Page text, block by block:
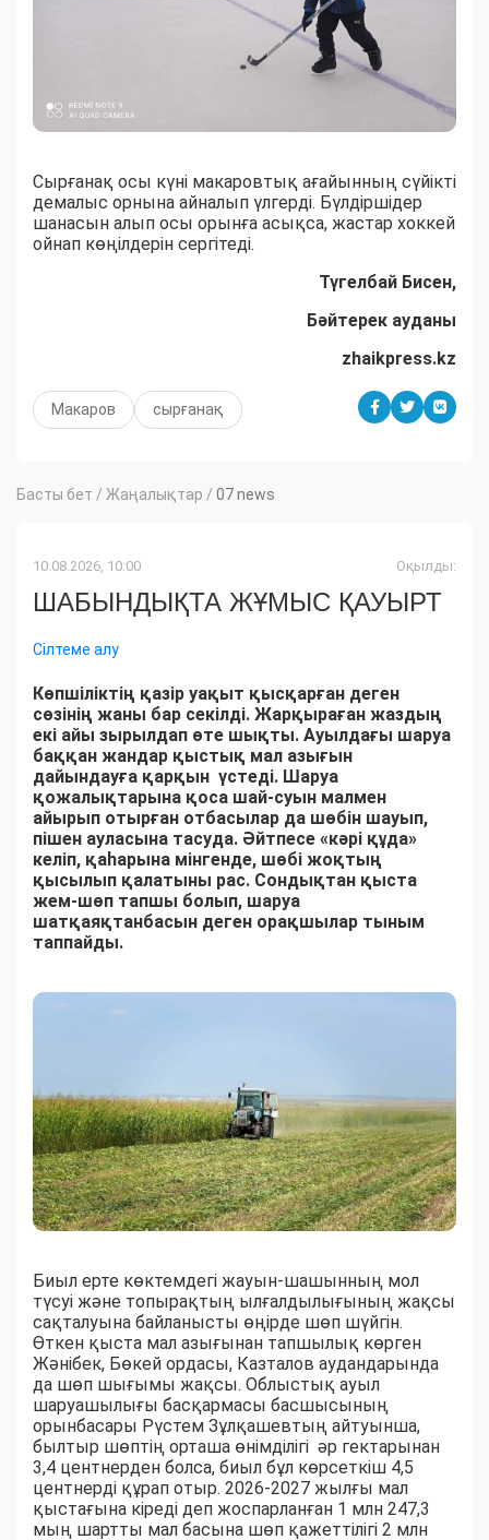
Сырғанақ осы күні макаровтық ағайынның сүйікті
демалыс орнына айналып үлгерді. Бүлдіршідер
шанасын алып осы орынға асықса, жастар хоккей
ойнап көңілдерін сергітеді.
Түгелбай Бисен,
Бәйтерек ауданы
zhaikpress.kz
Макаров сырғанақ
Басты бет / Жаңалықтар / 07 news
10.08.2026, 10:00 Оқылды:
ШАБЫНДЫҚТА ЖҰМЫС ҚАУЫРТ
Сілтеме алу
Көпшіліктің қазір уақыт қысқарған деген
сөзінің жаны бар секілді. Жарқыраған жаздың
екі айы зырылдап өте шықты. Ауылдағы шаруа
баққан жандар қыстық мал азығын
дайындауға қарқын үстеді. Шаруа
қожалықтарына қоса шай-суын малмен
айырып отырған отбасылар да шөбін шауып,
пішен ауласына тасуда. Әйтпесе «кәрі құда»
келіп, қаһарына мінгенде, шөбі жоқтың
қысылып қалатыны рас. Сондықтан қыста
жем-шөп тапшы болып, шаруа
шатқаяқтанбасын деген орақшылар тыным
таппайды.
Биыл ерте көктемдегі жауын-шашынның мол
түсуі және топырақтың ылғалдылығының жақсы
сақталуына байланысты өңірде шөп шүйгін.
Өткен қыста мал азығынан тапшылық көрген
Жәнібек, Бөкей ордасы, Казталов аудандарында
да шөп шығымы жақсы. Облыстық ауыл
шаруашылығы басқармасы басшысының
орынбасары Рүстем Зұлқашевтың айтуынша,
былтыр шөптің орташа өнімділігі әр гектарынан
3,4 центнерден болса, биыл бұл көрсеткіш 4,5
центнерді құрап отыр. 2026-2027 жылғы мал
қыстағына кіреді деп жоспарланған 1 млн 247,3
мың шартты мал басына шөп қажеттілігі 2 млн